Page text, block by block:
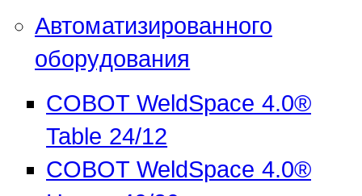
Aвтоматизированного
оборудования
COBOT WeldSpace 4.0®
Table 24/12
COBOT WeldSpace 4.0®
info(at)demmeler.com
www.demmeler.com
Companies Register:
Demmeler Maschinenbau
GmbH & Co. KG
HRA 11517